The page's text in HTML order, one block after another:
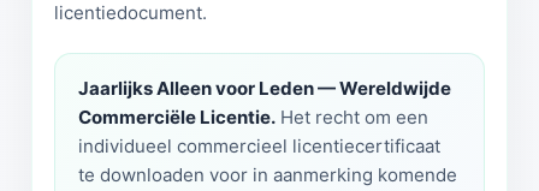
licentiedocument.
Jaarlijks Alleen voor Leden — Wereldwijde
Commerciële Licentie.Het recht om een
individueel commercieel licentiecertificaat
te downloaden voor in aanmerking komende